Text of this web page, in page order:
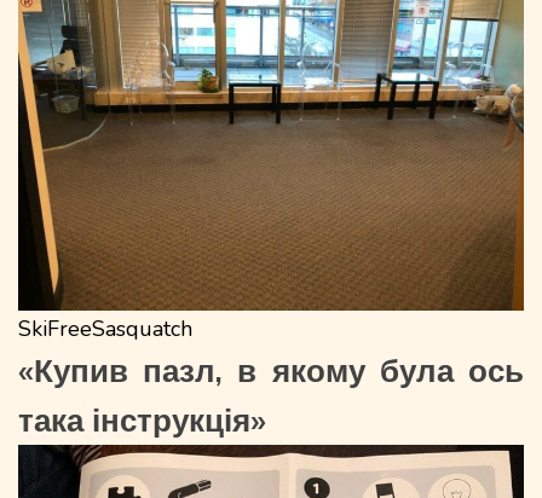
SkiFreeSasquatch
«Купив пазл, в якому була ось
така інструкція»